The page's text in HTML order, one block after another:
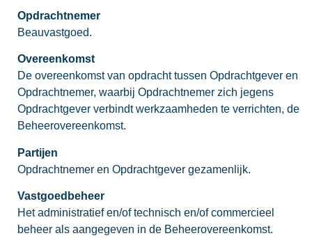
Opdrachtnemer
Beauvastgoed.
Overeenkomst
De overeenkomst van opdracht tussen Opdrachtgever en
Opdrachtnemer, waarbij Opdrachtnemer zich jegens
Opdrachtgever verbindt werkzaamheden te verrichten, de
Beheerovereenkomst.
Partijen
Opdrachtnemer en Opdrachtgever gezamenlijk.
Vastgoedbeheer
Het administratief en/of technisch en/of commercieel
beheer als aangegeven in de Beheerovereenkomst.